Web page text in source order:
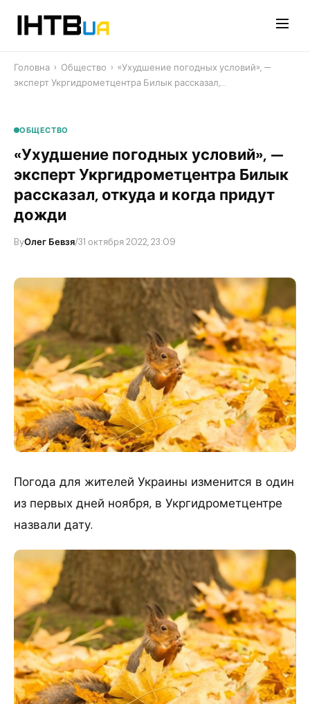
Головна › Общество › «Ухудшение погодных условий», —
эксперт Укргидрометцентра Билык рассказал,…
ОБЩЕСТВО
«Ухудшение погодных условий», —
эксперт Укргидрометцентра Билык
рассказал, откуда и когда придут
дожди
ByОлег Бевзя/31 октября 2022, 23:09
Погода для жителей Украины изменится в один
из первых дней ноября, в Укргидрометцентре
назвали дату.